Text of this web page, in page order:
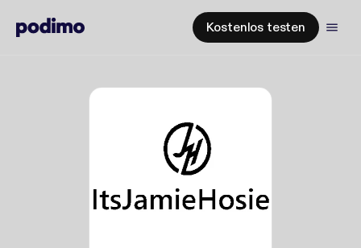
Kostenlos testen